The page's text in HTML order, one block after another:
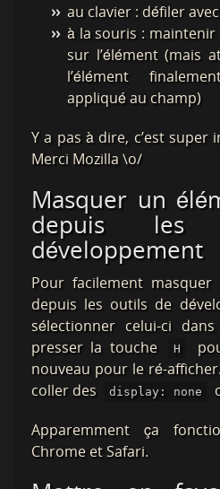
au clavier : défiler
à la souris :
sur l’élément (mais
l’élément
appliqué au champ)
Y a pas à dire, c’est super
Merci Mozilla \o/
Masquer un
depuis les
développement
Pour facilement
depuis les outils de
sélectionner celui-ci
presser la touche
H
nouveau pour le ré-
coller des
display: none
Apparemment ça
Chrome et Safari.